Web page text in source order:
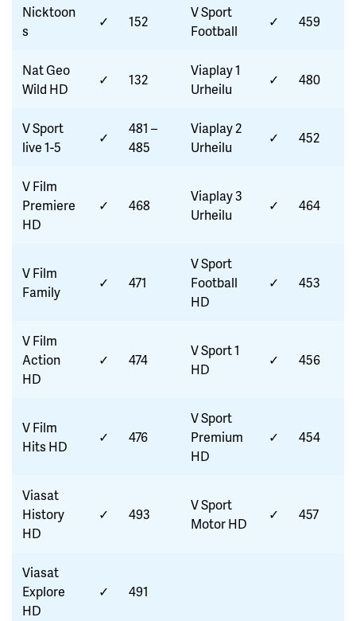
Nicktoon
s
✓ 152
V Sport
Football
✓ 459
Nat Geo
Wild HD
✓ 132
Viaplay 1
Urheilu
✓ 480
V Sport
live 1-5
✓
481 –
485
Viaplay 2
Urheilu
✓ 452
V Film
Premiere
HD
✓ 468
Viaplay 3
Urheilu
✓ 464
V Film
Family
✓ 471
V Sport
Football
HD
✓ 453
V Film
Action
HD
✓ 474
V Sport 1
HD
✓ 456
V Film
Hits HD
✓ 476
V Sport
Premium
HD
✓ 454
Viasat
History
HD
✓ 493
V Sport
Motor HD
✓ 457
Viasat
Explore
HD
✓ 491